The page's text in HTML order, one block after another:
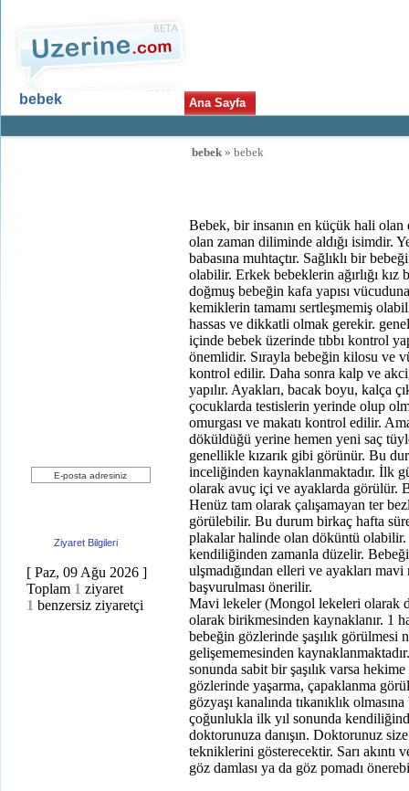
bebek Ana Sayfa
Ziyaret Bilgileri
[ Paz, 09 Ağu 2026 ]
Toplam 1 ziyaret
1 benzersiz ziyaretçi
bebek » bebek
Bebek, bir insanın en küçük hali
olan zaman diliminde aldığı isimdir.
babasına muhtaçtır. Sağlıklı bir
olabilir. Erkek bebeklerin ağırlığı
doğmuş bebeğin kafa yapısı
kemiklerin tamamı sertleşmemiş
hassas ve dikkatli olmak gerekir.
içinde bebek üzerinde tıbbı kontrol
önemlidir. Sırayla bebeğin kilosu ve
kontrol edilir. Daha sonra kalp ve
yapılır. Ayakları, bacak boyu, kalça
çocuklarda testislerin yerinde olup
omurgası ve makatı kontrol edilir.
döküldüğü yerine hemen yeni saç
genellikle kızarık gibi görünür. Bu
inceliğinden kaynaklanmaktadır. İlk
olarak avuç içi ve ayaklarda görülür.
Henüz tam olarak çalışamayan ter
görülebilir. Bu durum birkaç hafta
plakalar halinde olan döküntü
kendiliğinden zamanla düzelir.
ulşmadığından elleri ve ayakları
başvurulması önerilir.
Mavi lekeler (Mongol lekeleri olarak
olarak birikmesinden kaynaklanır. 1
bebeğin gözlerinde şaşılık görülmesi
gelişememesinden
sonunda sabit bir şaşılık varsa
gözlerinde yaşarma, çapaklanma
gözyaşı kanalında tıkanıklık
çoğunlukla ilk yıl sonunda
doktorunuza danışın. Doktorunuz
tekniklerini gösterecektir. Sarı akıntı
göz damlası ya da göz pomadı